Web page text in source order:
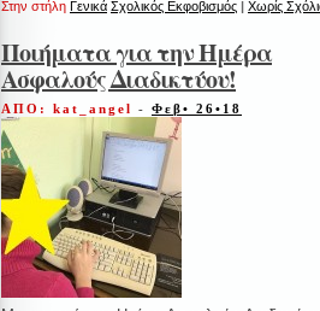
Στην στήλη Γενικά Σχολικός Εκφοβισμός | Χωρίς
Ποιήματα για την Ημέρα
Ασφαλούς Διαδικτύου!
ΑΠΟ: kat_angel - Φεβ• 26•18